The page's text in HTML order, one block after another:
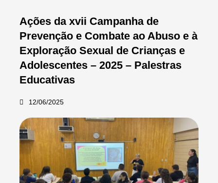
Ações da xvii Campanha de
Prevenção e Combate ao Abuso e à
Exploração Sexual de Crianças e
Adolescentes – 2025 – Palestras
Educativas
12/06/2025